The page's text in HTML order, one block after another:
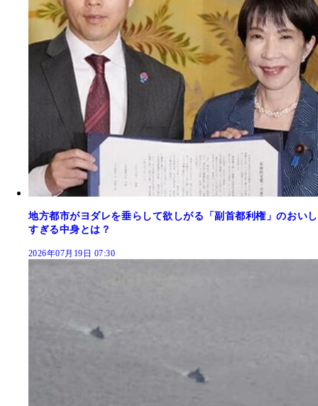
地方都市がヨダレを垂らして欲しがる「副首都利権」のおいし
すぎる中身とは？
2026年07月19日 07:30